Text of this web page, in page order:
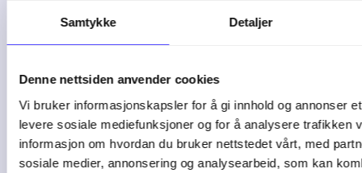
Samtykke Detaljer
Denne nettsiden anvender cookies
Vi bruker informasjonskapsler for å gi innhold og annonser
levere sosiale mediefunksjoner og for å analysere trafikken
informasjon om hvordan du bruker nettstedet vårt, med
sosiale medier, annonsering og analysearbeid, som kan
04-08-26